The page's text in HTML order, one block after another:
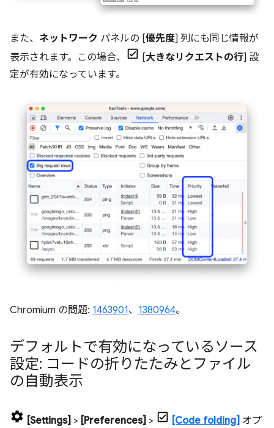
また、 ネットワーク パネルの [優先度] 列にも同じ情報が
表示されます。この場合、
[大きなリクエストの行] 設
定が有効になっています。
Chromium の問題: 1463901、 1380964。
デフォルトで有効になっているソース
設定: コードの折りたたみとファイル
の自動表示
[Settings] > [Preferences] > [Code folding] オプ